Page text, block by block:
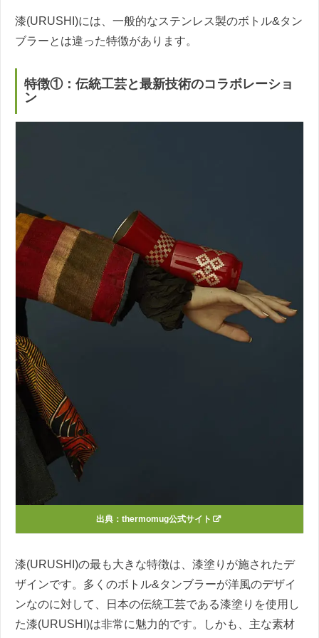
漆(URUSHI)には、一般的なステンレス製のボトル&タン
ブラーとは違った特徴があります。
特徴①：伝統工芸と最新技術のコラボレーショ
ン
出典：thermomug公式サイト
漆(URUSHI)の最も大きな特徴は、漆塗りが施されたデ
ザインです。多くのボトル&タンブラーが洋風のデザイ
ンなのに対して、日本の伝統工芸である漆塗りを使用し
た漆(URUSHI)は非常に魅力的です。しかも、主な素材